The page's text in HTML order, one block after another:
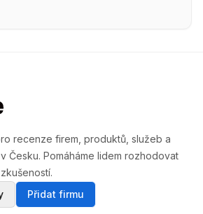
recenze firem, produktů, služeb a
Česku. Pomáháme lidem rozhodovat
Přidat firmu